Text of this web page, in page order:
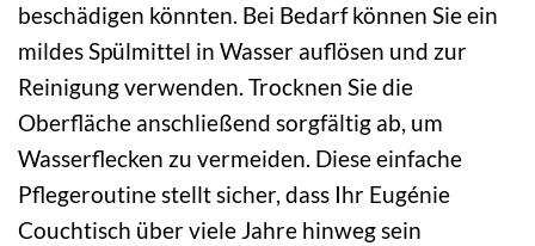
beschädigen könnten. Bei Bedarf können Sie ein
mildes Spülmittel in Wasser auflösen und zur
Reinigung verwenden. Trocknen Sie die
Oberfläche anschließend sorgfältig ab, um
Wasserflecken zu vermeiden. Diese einfache
Pflegeroutine stellt sicher, dass Ihr Eugénie
Couchtisch über viele Jahre hinweg sein